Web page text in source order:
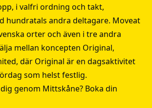
i valfri ordning och takt,
hundratals andra deltagare. Moveat
orter och även i tre andra
mellan koncepten Original,
där Original är en dagsaktivitet
som helst festlig.
genom Mittskåne? Boka din